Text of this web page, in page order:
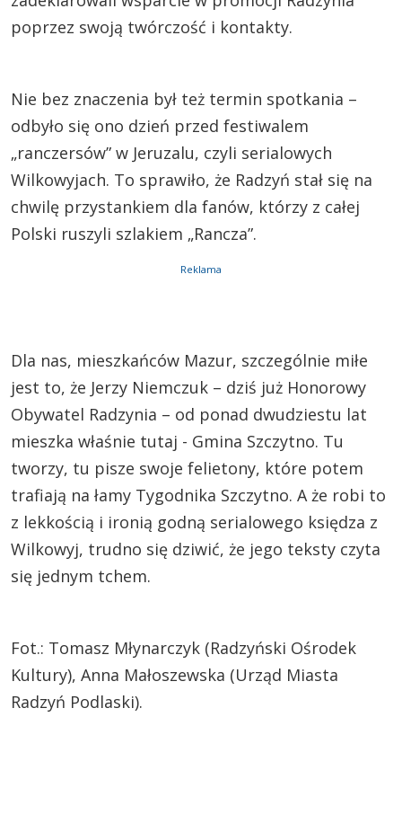
poprzez swoją twórczość i kontakty.
Nie bez znaczenia był też termin spotkania –
odbyło się ono dzień przed festiwalem
„ranczersów” w Jeruzalu, czyli serialowych
Wilkowyjach. To sprawiło, że Radzyń stał się na
chwilę przystankiem dla fanów, którzy z całej
Polski ruszyli szlakiem „Rancza”.
Reklama
Dla nas, mieszkańców Mazur, szczególnie miłe
jest to, że Jerzy Niemczuk – dziś już Honorowy
Obywatel Radzynia – od ponad dwudziestu lat
mieszka właśnie tutaj - Gmina Szczytno. Tu
tworzy, tu pisze swoje felietony, które potem
trafiają na łamy Tygodnika Szczytno. A że robi to
z lekkością i ironią godną serialowego księdza z
Wilkowyj, trudno się dziwić, że jego teksty czyta
się jednym tchem.
Fot.: Tomasz Młynarczyk (Radzyński Ośrodek
Kultury), Anna Małoszewska (Urząd Miasta
Radzyń Podlaski).